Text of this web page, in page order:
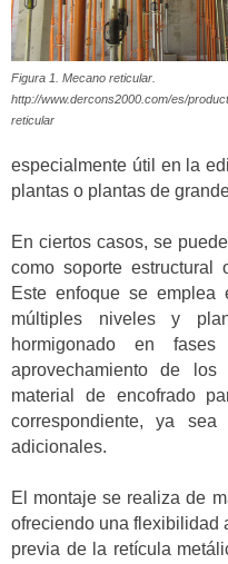
Figura 1. Mecano reticular.
http://www.dercons2000.com/es/
reticular
especialmente útil en la
plantas o plantas de
En ciertos casos, se
como soporte
Este enfoque se
múltiples niveles y
hormigonado en
aprovechamiento de
material de encofrado
correspondiente, ya
adicionales.
El montaje se realiza de
ofreciendo una flexibilidad
previa de la retícula